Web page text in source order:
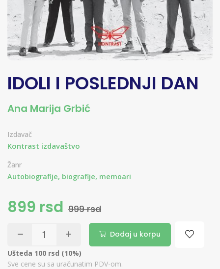
IDOLI I POSLEDNJI DAN
Ana Marija Grbić
Izdavač
Kontrast izdavaštvo
Žanr
Autobiografije, biografije, memoari
899 rsd 999 rsd
Dodaj u korpu
Ušteda 100 rsd (10%)
Sve cene su sa uračunatim PDV-om.